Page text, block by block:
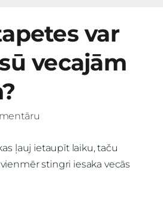
var
vecajām
ļauj ietaupīt laiku, taču
stingri iesaka vecās